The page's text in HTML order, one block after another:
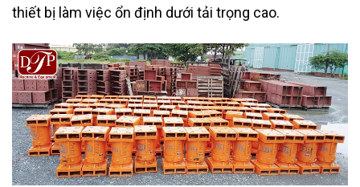
thiết bị làm việc ổn định dưới tải trọng cao.